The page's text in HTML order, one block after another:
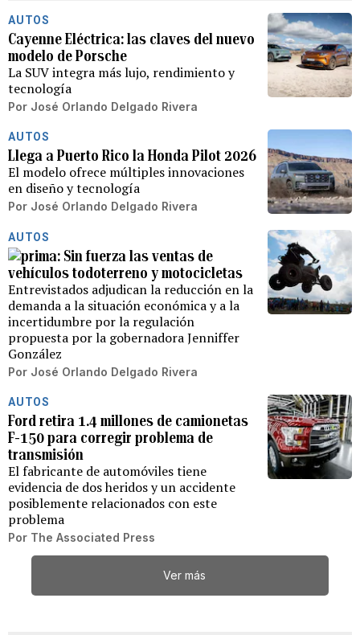
AUTOS
Cayenne Eléctrica: las claves del nuevo
modelo de Porsche
La SUV integra más lujo, rendimiento y
tecnología
Por José Orlando Delgado Rivera
AUTOS
Llega a Puerto Rico la Honda Pilot 2026
El modelo ofrece múltiples innovaciones
en diseño y tecnología
Por José Orlando Delgado Rivera
AUTOS
Sin fuerza las ventas de
vehículos todoterreno y motocicletas
Entrevistados adjudican la reducción en la
demanda a la situación económica y a la
incertidumbre por la regulación
propuesta por la gobernadora Jenniffer
González
Por José Orlando Delgado Rivera
AUTOS
Ford retira 1.4 millones de camionetas
F-150 para corregir problema de
transmisión
El fabricante de automóviles tiene
evidencia de dos heridos y un accidente
posiblemente relacionados con este
problema
Por The Associated Press
Ver más